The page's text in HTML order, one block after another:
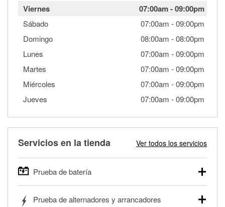
Viernes 07:00am-09:00pm
Sábado 07:00am -09:00pm
Domingo
08:00am -08:00pm
Lunes
07:00am -09:00pm
Martes
07:00am -09:00pm
Miércoles
07:00am -09:00pm
Jueves
07:00am -09:00pm
Servicios en la tienda Ver todos los servicios
Prueba de batería
autos, camionetas, SUVs, vehículos comerciales y
Prueba de alternadores y arrancadores